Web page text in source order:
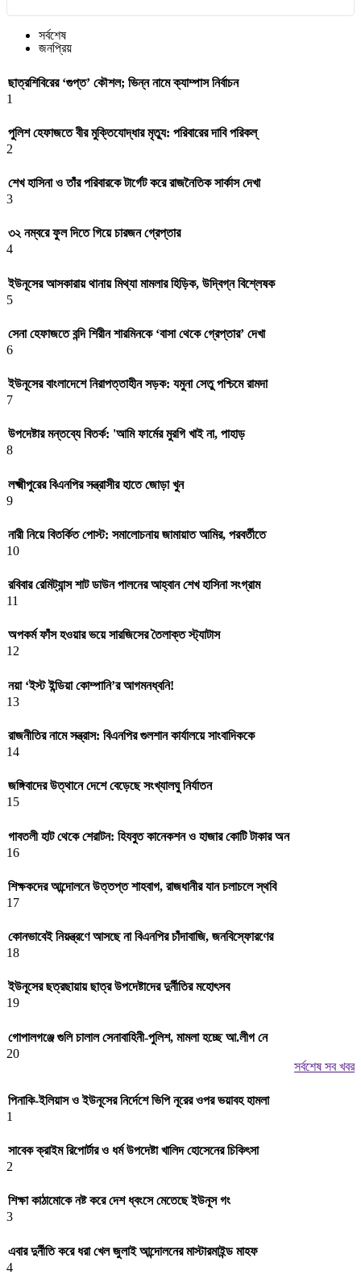
সর্বশেষ
জনপ্রিয়
ছাত্রশিবিরের ‘গুপ্ত’ কৌশল; ভিন্ন নামে ক্যাম্পাস নির্বাচন
1
পুলিশ হেফাজতে বীর মুক্তিযোদ্ধার মৃত্যু: পরিবারের দাবি পরিকল্
2
শেখ হাসিনা ও তাঁর পরিবারকে টার্গেট করে রাজনৈতিক সার্কাস দেখা
3
৩২ নম্বরে ফুল দিতে গিয়ে চারজন গ্রেপ্তার
4
ইউনূসের আসকারায় থানায় মিথ্যা মামলার হিড়িক, উদ্বিগ্ন বিশ্লেষক
5
সেনা হেফাজতে বন্দি শিরীন শারমিনকে ‘বাসা থেকে গ্রেপ্তার’ দেখা
6
ইউনূসের বাংলাদেশে নিরাপত্তাহীন সড়ক: যমুনা সেতু পশ্চিমে রামদা
7
উপদেষ্টার মন্তব্যে বিতর্ক: 'আমি ফার্মের মুরগি খাই না, পাহাড়
8
লক্ষ্মীপুরের বিএনপির সন্ত্রাসীর হাতে জোড়া খুন
9
নারী নিয়ে বিতর্কিত পোস্ট: সমালোচনায় জামায়াত আমির, পরবর্তীতে
10
রবিবার রেমিট্যান্স শাট ডাউন পালনের আহ্বান শেখ হাসিনা সংগ্রাম
11
অপকর্ম ফাঁস হওয়ার ভয়ে সারজিসের তৈলাক্ত স্ট্যাটাস
12
নয়া ‘ইস্ট ইন্ডিয়া কোম্পানি’র আগমনধ্বনি!
13
রাজনীতির নামে সন্ত্রাস: বিএনপির গুলশান কার্যালয়ে সাংবাদিককে
14
জঙ্গিবাদের উত্থানে দেশে বেড়েছে সংখ্যালঘু নির্যাতন
15
গাবতলী হাট থেকে শেরাটন: হিযবুত কানেকশন ও হাজার কোটি টাকার অন
16
শিক্ষকদের আন্দোলনে উত্তপ্ত শাহবাগ, রাজধানীর যান চলাচলে স্থবি
17
কোনভাবেই নিয়ন্ত্রণে আসছে না বিএনপির চাঁদাবাজি, জনবিস্ফোরণের
18
ইউনূসের ছত্রছায়ায় ছাত্র উপদেষ্টাদের দুর্নীতির মহোৎসব
19
গোপালগঞ্জে গুলি চালাল সেনাবাহিনী-পুলিশ, মামলা হচ্ছে আ.লীগ নে
20
সর্বশেষ সব খবর
পিনাকি-ইলিয়াস ও ইউনূসের নির্দেশে ভিপি নূরের ওপর ভয়াবহ হামলা
1
সাবেক ক্রাইম রিপোর্টার ও ধর্ম উপদেষ্টা খালিদ হোসেনের চিকিৎসা
2
শিক্ষা কাঠামোকে নষ্ট করে দেশ ধ্বংসে মেতেছে ইউনূস গং
3
এবার দুর্নীতি করে ধরা খেল জুলাই আন্দোলনের মাস্টারমাইন্ড মাহফ
4